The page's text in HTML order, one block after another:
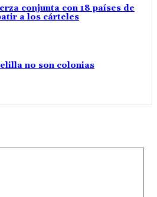
conjunta con 18 países de
a los cárteles
no son colonias